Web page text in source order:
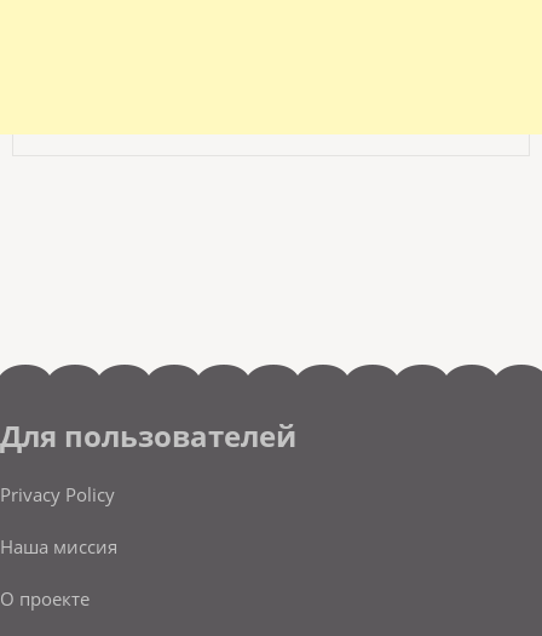
Для пользователей
Privacy Policy
Наша миссия
О проекте